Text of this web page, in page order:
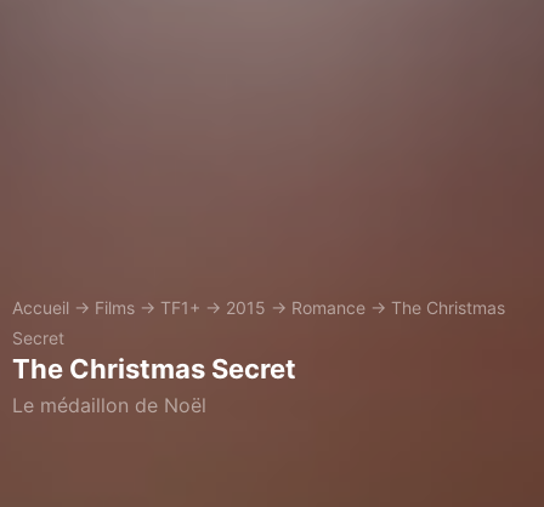
Accueil → Films → TF1+ → 2015 → Romance → The Christmas
Secret
The Christmas Secret
Le médaillon de Noël